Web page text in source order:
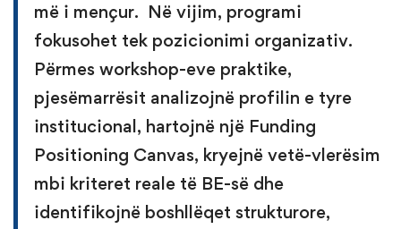
më i mençur. Në vijim, programi
fokusohet tek pozicionimi organizativ.
Përmes workshop-eve praktike,
pjesëmarrësit analizojnë profilin e tyre
institucional, hartojnë një Funding
Positioning Canvas, kryejnë vetë-vlerësim
mbi kriteret reale të BE-së dhe
identifikojnë boshllëqet strukturore,